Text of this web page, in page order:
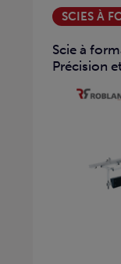
SCIES À
Scie à
Précision